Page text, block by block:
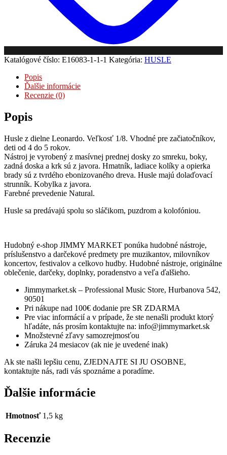
Katalógové číslo: E16083-1-1-1 Kategória: HUSLE
Popis
Ďalšie informácie
Recenzie (0)
Popis
Husle z dielne Leonardo. Veľkosť 1/8. Vhodné pre začiatočníkov,
deti od 4 do 5 rokov.
Nástroj je vyrobený z masívnej prednej dosky zo smreku, boky,
zadná doska a krk sú z javora. Hmatník, ladiace kolíky a opierka
brady sú z tvrdého ebonizovaného dreva. Husle majú dolaďovací
strunník. Kobylka z javora.
Farebné prevedenie Natural.
Husle sa predávajú spolu so sláčikom, puzdrom a kolofóniou.
Hudobný e-shop JIMMY MARKET ponúka hudobné nástroje,
príslušenstvo a darčekové predmety pre muzikantov, milovníkov
koncertov, festivalov a celkovo hudby. Hudobné nástroje, originálne
oblečenie, darčeky, doplnky, poradenstvo a veľa ďalšieho.
Jimmymarket.sk – Professional Music Store, Hurbanova 542,
90501
Pri nákupe nad 100€ dodanie pre SR ZDARMA
Pre viac informácií a v prípade, že ste nenašli produkt ktorý
hľadáte, nás prosím kontaktujte na: info@jimmymarket.sk
Množstevné zľavy samozrejmosťou
Záruka 24 mesiacov (ak nie je uvedené inak)
Ak ste našli lepšiu cenu, ZJEDNAJTE SI JU OSOBNE,
kontaktujte nás, radi vás spoznáme a poradíme.
Ďalšie informácie
Hmotnosť 1,5 kg
Recenzie